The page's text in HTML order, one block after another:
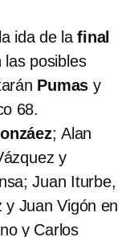
ida de lafinal
las posibles
Pumas y
68.
; Alan
y
Juan Iturbe,
y Juan Vigón en
y Carlos